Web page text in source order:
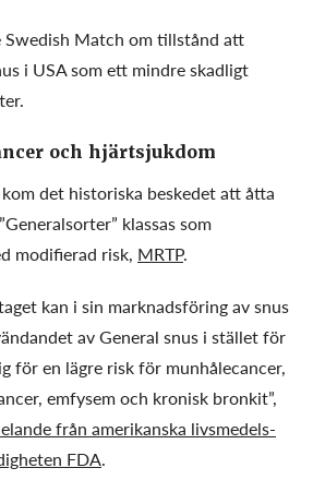
Swedish Match om tillstånd att
i USA som ett mindre skadligt
och hjärtsjukdom
det historiska beskedet att åtta
klassas som
modifierad risk, MRTP.
kan i sin marknadsföring av snus
av General snus i stället för
för en lägre risk för munhålecancer,
emfysem och kronisk bronkit”,
från amerikanska livsmedels-
FDA.